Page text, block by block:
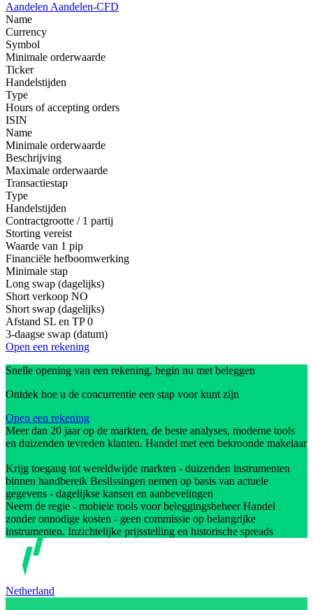
Aandelen Aandelen-CFD
Name
Currency
Symbol
Minimale orderwaarde
Ticker
Handelstijden
Type
Hours of accepting orders
ISIN
Name
Minimale orderwaarde
Beschrijving
Maximale orderwaarde
Transactiestap
Type
Handelstijden
Contractgrootte / 1 partij
Storting vereist
Waarde van 1 pip
Financiële hefboomwerking
Minimale stap
Long swap (dagelijks)
Short verkoop NO
Short swap (dagelijks)
Afstand SL en TP 0
3-daagse swap (datum)
Open een rekening
Snelle opening van een rekening, begin nu met beleggen
Ontdek hoe u de concurrentie een stap voor kunt zijn
Open een rekening
Meer dan 20 jaar op de markten, de beste analyses, moderne tools
en duizenden tevreden klanten. Handel met een bekroonde makelaar
Krijg toegang tot wereldwijde markten - duizenden instrumenten
binnen handbereik Beslissingen nemen op basis van actuele
gegevens - dagelijkse kansen en aanbevelingen
Neem de regie - mobiele tools voor beleggingsbeheer Handel
zonder onnodige kosten - geen commissie op belangrijke
instrumenten. Inzichtelijke prijsstelling en historische spreads
Netherland